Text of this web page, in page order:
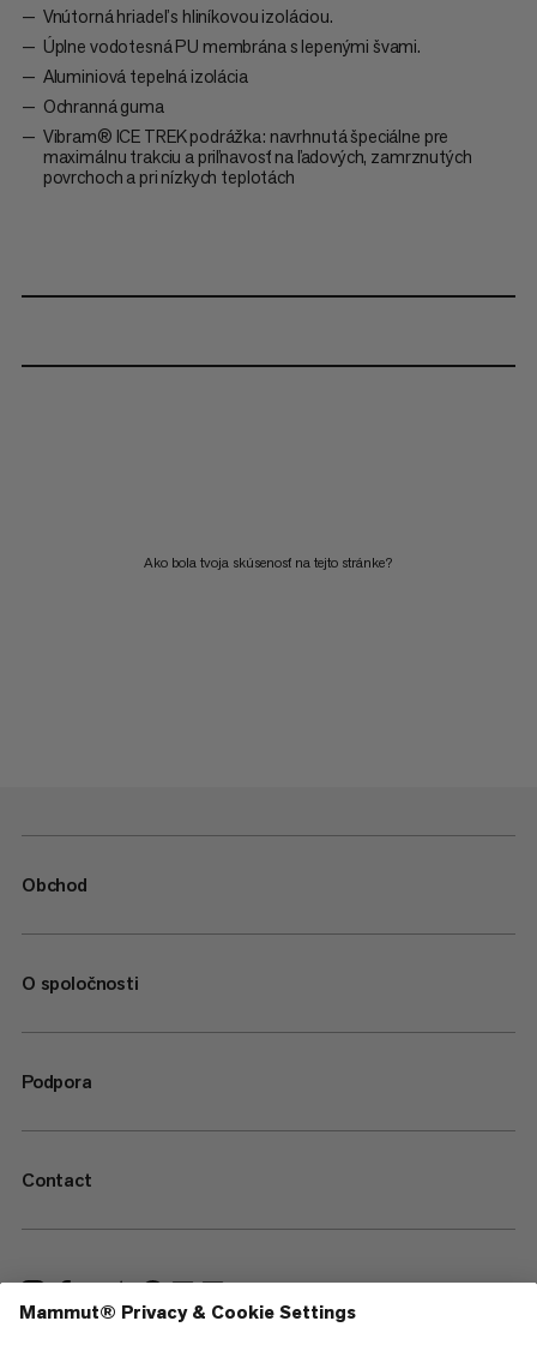
Vnútorná hriadeľ s hliníkovou izoláciou.
Úplne vodotesná PU membrána s lepenými švami.
Aluminiová tepelná izolácia
Ochranná guma
Vibram® ICE TREK podrážka: navrhnutá špeciálne pre
maximálnu trakciu a priľnavosť na ľadových, zamrznutých
povrchoch a pri nízkych teplotách
Ako bola tvoja skúsenosť na tejto stránke?
Obchod
O spoločnosti
Podpora
Contact